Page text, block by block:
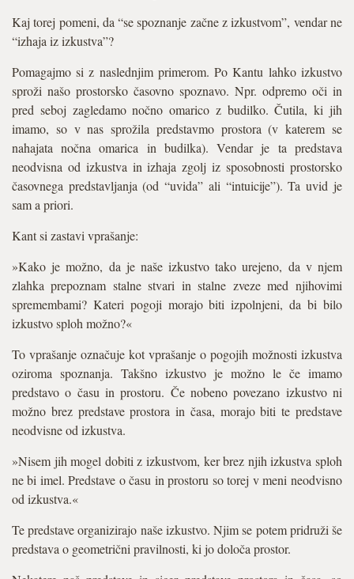
Kaj torej pomeni, da “se spoznanje začne z izkustvom”, vendar ne
“izhaja iz izkustva”?
Pomagajmo si z naslednjim primerom. Po Kantu lahko izkustvo
sproži našo prostorsko časovno spoznavo. Npr. odpremo oči in
pred seboj zagledamo nočno omarico z budilko. Čutila, ki jih
imamo, so v nas sprožila predstavmo prostora (v katerem se
nahajata nočna omarica in budilka). Vendar je ta predstava
neodvisna od izkustva in izhaja zgolj iz sposobnosti prostorsko
časovnega predstavljanja (od “uvida” ali “intuicije”). Ta uvid je
sam a priori.
Kant si zastavi vprašanje:
»Kako je možno, da je naše izkustvo tako urejeno, da v njem
zlahka prepoznam stalne stvari in stalne zveze med njihovimi
spremembami? Kateri pogoji morajo biti izpolnjeni, da bi bilo
izkustvo sploh možno?«
To vprašanje označuje kot vprašanje o pogojih možnosti izkustva
oziroma spoznanja. Takšno izkustvo je možno le če imamo
predstavo o času in prostoru. Če nobeno povezano izkustvo ni
možno brez predstave prostora in časa, morajo biti te predstave
neodvisne od izkustva.
»Nisem jih mogel dobiti z izkustvom, ker brez njih izkustva sploh
ne bi imel. Predstave o času in prostoru so torej v meni neodvisno
od izkustva.«
Te predstave organizirajo naše izkustvo. Njim se potem pridruži še
predstava o geometrični pravilnosti, ki jo določa prostor.